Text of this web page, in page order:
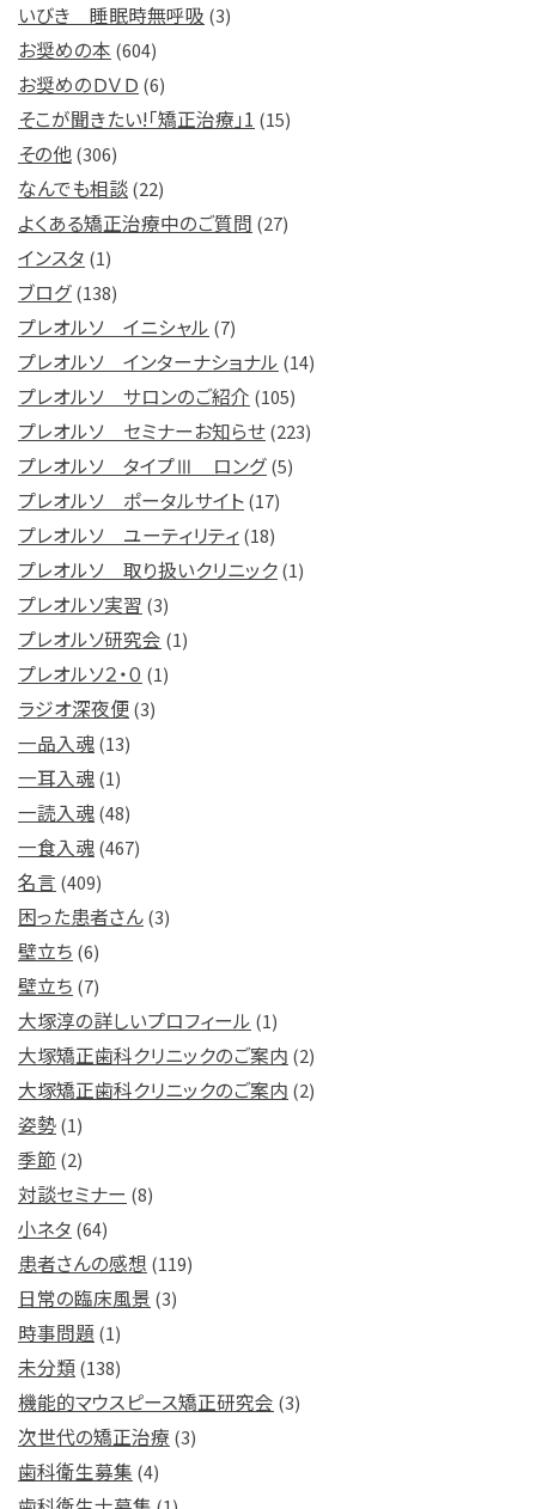
いびき 睡眠時無呼吸 (3)
お奨めの本 (604)
お奨めのＤＶＤ (6)
そこが聞きたい!「矯正治療」1 (15)
その他(306)
なんでも相談(22)
よくある矯正治療中のご質問 (27)
インスタ (1)
ブログ(138)
プレオルソ イニシャル (7)
プレオルソ インターナショナル (14)
プレオルソ サロンのご紹介 (105)
プレオルソ セミナーお知らせ(223)
プレオルソ タイプⅢ ロング(5)
プレオルソ ポータルサイト(17)
プレオルソ ユーティリティ(18)
プレオルソ 取り扱いクリニック(1)
プレオルソ実習 (3)
プレオルソ研究会 (1)
プレオルソ２・０ (1)
ラジオ深夜便(3)
一品入魂(13)
一耳入魂(1)
一読入魂(48)
一食入魂(467)
名言 (409)
困った患者さん(3)
壁立ち (6)
壁立ち (7)
大塚淳の詳しいプロフィール (1)
大塚矯正歯科クリニックのご案内 (2)
大塚矯正歯科クリニックのご案内 (2)
姿勢(1)
季節 (2)
対談セミナー (8)
小ネタ (64)
患者さんの感想 (119)
日常の臨床風景 (3)
時事問題 (1)
未分類(138)
機能的マウスピース矯正研究会 (3)
次世代の矯正治療 (3)
歯科衛生募集 (4)